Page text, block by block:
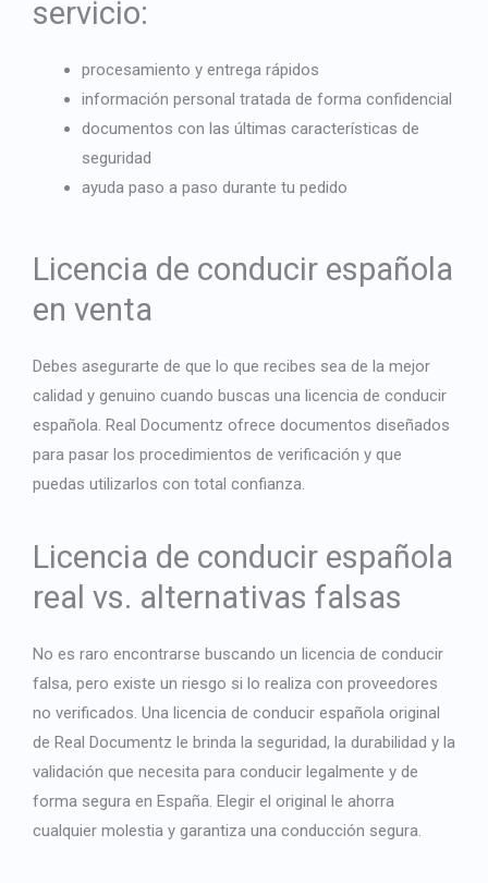
servicio:
procesamiento y entrega rápidos
información personal tratada de forma confidencial
documentos con las últimas características de
seguridad
ayuda paso a paso durante tu pedido
Licencia de conducir española
en venta
Debes asegurarte de que lo que recibes sea de la mejor
calidad y genuino cuando buscas una licencia de conducir
española. Real Documentz ofrece documentos diseñados
para pasar los procedimientos de verificación y que
puedas utilizarlos con total confianza.
Licencia de conducir española
real vs. alternativas falsas
No es raro encontrarse buscando un licencia de conducir
falsa, pero existe un riesgo si lo realiza con proveedores
no verificados. Una licencia de conducir española original
de Real Documentz le brinda la seguridad, la durabilidad y la
validación que necesita para conducir legalmente y de
forma segura en España. Elegir el original le ahorra
cualquier molestia y garantiza una conducción segura.